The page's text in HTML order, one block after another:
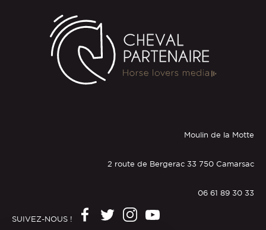
Moulin de la Motte
2 route de Bergerac 33 750 Camarsac
06 61 89 30 33
SUIVEZ-NOUS !